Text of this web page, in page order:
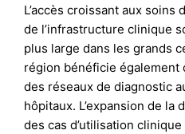
L’accès croissant aux soins
de l’infrastructure clinique
plus large dans les grands
région bénéficie également
des réseaux de diagnostic
hôpitaux. L’expansion de la
des cas d’utilisation